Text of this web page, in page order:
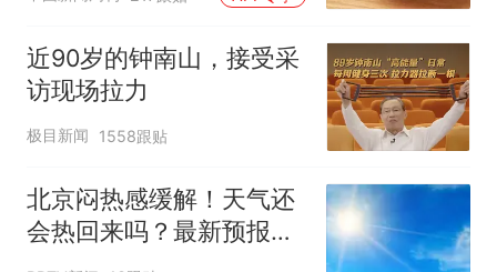
近90岁的钟南山，接受采
访现场拉力
极目新闻 1558跟贴
北京闷热感缓解！天气还
会热回来吗？最新预报
——